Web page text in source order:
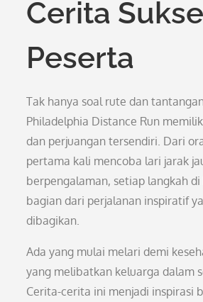
Cerita
Peserta
Tak hanya soal rute dan
Philadelphia Distance Run
dan perjuangan tersendiri. Dari
pertama kali mencoba lari jarak
berpengalaman, setiap langkah di
bagian dari perjalanan inspiratif
dibagikan.
Ada yang mulai melari demi
yang melibatkan keluarga dalam
Cerita-cerita ini menjadi inspirasi